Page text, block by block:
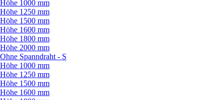
Höhe 1000 mm
Höhe 1250 mm
Höhe 1500 mm
Höhe 1600 mm
Höhe 1800 mm
Höhe 2000 mm
Ohne Spanndraht - S
Höhe 1000 mm
Höhe 1250 mm
Höhe 1500 mm
Höhe 1600 mm